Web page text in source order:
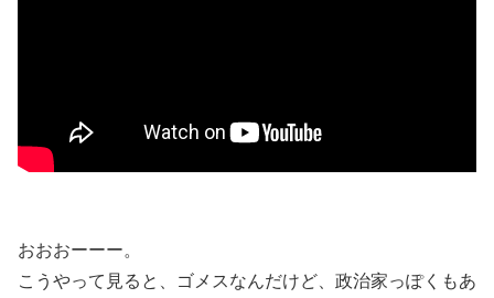
おおおーーー。
こうやって見ると、ゴメスなんだけど、政治家っぽくもあ